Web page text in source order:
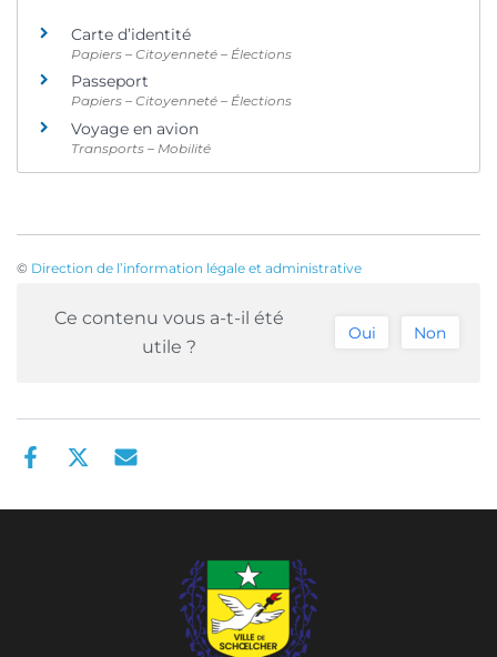
Carte d’identité
Papiers – Citoyenneté – Élections
Passeport
Papiers – Citoyenneté – Élections
Voyage en avion
Transports – Mobilité
© Direction de l’information légale et administrative
Ce contenu vous a-t-il été
utile ?
Oui Non